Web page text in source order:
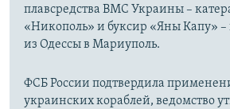
плавсредства ВМС Украины –
«Никополь» и буксир «Яны Капу»
из Одессы в Мариуполь.
ФСБ России подтвердила
украинских кораблей, ведомство